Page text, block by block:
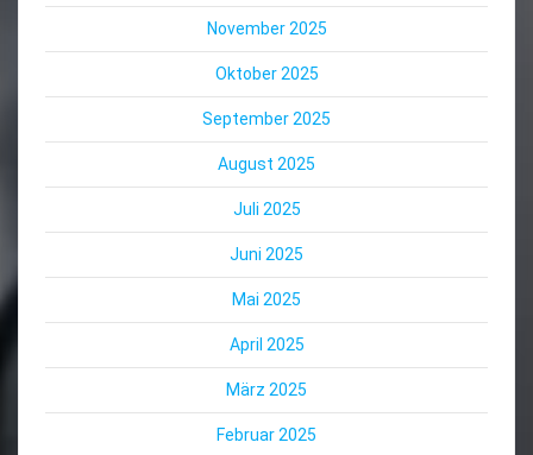
November 2025
Oktober 2025
September 2025
August 2025
Juli 2025
Juni 2025
Mai 2025
April 2025
März 2025
Februar 2025